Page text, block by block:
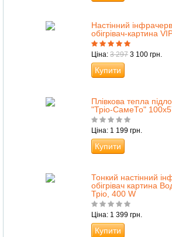
Настінний
обігрівач-картина
Ціна: 3 297 3 100 грн.
Купити
Плівкова тепла
"Тріо-СамеТо"
Ціна: 1 199 грн.
Купити
Тонкий настінний
обігрівач картина
Тріо, 400 W
Ціна: 1 399 грн.
Купити